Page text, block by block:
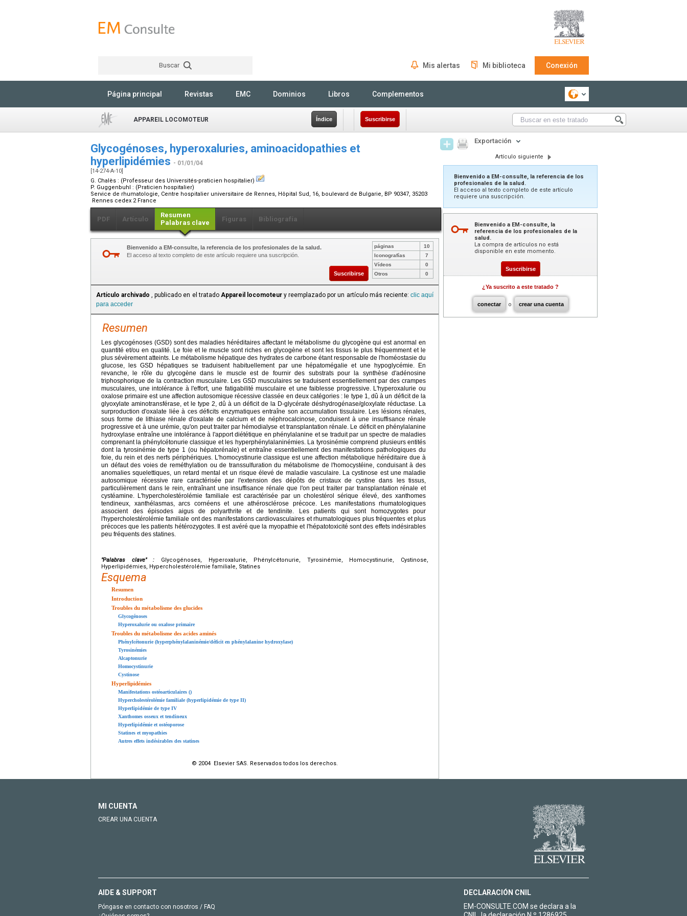
Buscar Mis alertas Mi biblioteca Conexión
Página principal Revistas EMC Dominios Libros Complementos
APPAREIL LOCOMOTEUR Índice Suscribirse
Glycogénoses, hyperoxaluries, aminoacidopathies et
hyperlipidémies - 01/01/04
[14-274-A-10]
G. Chalès : (Professeur des Universités-praticien hospitalier)
P. Guggenbuhl : (Praticien hospitalier)
Service de rhumatologie, Centre hospitalier universitaire de Rennes, Hôpital Sud, 16, boulevard de Bulgarie, BP 90347, 35203
Rennes cedex 2 France
PDF Artículo
Resumen
Palabras clave
Figuras Bibliografía
Bienvenido a EM-consulte, la referencia de los profesionales de la salud.
El acceso al texto completo de este artículo requiere una suscripción.
Suscribirse
páginas
10
Iconografías
7
Vídeos
0
Otros
0
Artículo archivado , publicado en el tratado Appareil locomoteury reemplazado por un artículo más reciente: clic aquí
para acceder
Resumen
Les glycogénoses (GSD) sont des maladies héréditaires affectant le métabolisme du glycogène qui est anormal en
quantité et/ou en qualité. Le foie et le muscle sont riches en glycogène et sont les tissus le plus fréquemment et le
plus sévèrement atteints. Le métabolisme hépatique des hydrates de carbone étant responsable de l'homéostasie du
glucose, les GSD hépatiques se traduisent habituellement par une hépatomégalie et une hypoglycémie. En
revanche, le rôle du glycogène dans le muscle est de fournir des substrats pour la synthèse d'adénosine
triphosphorique de la contraction musculaire. Les GSD musculaires se traduisent essentiellement par des crampes
musculaires, une intolérance à l'effort, une fatigabilité musculaire et une faiblesse progressive. L'hyperoxalurie ou
oxalose primaire est une affection autosomique récessive classée en deux catégories : le type 1, dû à un déficit de la
glyoxylate aminotransférase, et le type 2, dû à un déficit de la D-glycérate déshydrogénase/gloxylate réductase. La
surproduction d'oxalate liée à ces déficits enzymatiques entraîne son accumulation tissulaire. Les lésions rénales,
sous forme de lithiase rénale d'oxalate de calcium et de néphrocalcinose, conduisent à une insuffisance rénale
progressive et à une urémie, qu'on peut traiter par hémodialyse et transplantation rénale. Le déficit en phénylalanine
hydroxylase entraîne une intolérance à l'apport diététique en phénylalanine et se traduit par un spectre de maladies
comprenant la phénylcétonurie classique et les hyperphénylalaninémies. La tyrosinémie comprend plusieurs entités
dont la tyrosinémie de type 1 (ou hépatorénale) et entraîne essentiellement des manifestations pathologiques du
foie, du rein et des nerfs périphériques. L'homocystinurie classique est une affection métabolique héréditaire due à
un défaut des voies de reméthylation ou de transsulfuration du métabolisme de l'homocystéine, conduisant à des
anomalies squelettiques, un retard mental et un risque élevé de maladie vasculaire. La cystinose est une maladie
autosomique récessive rare caractérisée par l'extension des dépôts de cristaux de cystine dans les tissus,
particulièrement dans le rein, entraînant une insuffisance rénale que l'on peut traiter par transplantation rénale et
cystéamine. L'hypercholestérolémie familiale est caractérisée par un cholestérol sérique élevé, des xanthomes
tendineux, xanthélasmas, arcs cornéens et une athérosclérose précoce. Les manifestations rhumatologiques
associent des épisodes aigus de polyarthrite et de tendinite. Les patients qui sont homozygotes pour
l'hypercholestérolémie familiale ont des manifestations cardiovasculaires et rhumatologiques plus fréquentes et plus
précoces que les patients hétérozygotes. Il est avéré que la myopathie et l'hépatotoxicité sont des effets indésirables
peu fréquents des statines.
"Palabras clave" : Glycogénoses, Hyperoxalurie, Phénylcétonurie, Tyrosinémie, Homocystinurie, Cystinose,
Hyperlipidémies, Hypercholestérolémie familiale, Statines
Esquema
Resumen
Introduction
Troubles du métabolisme des glucides
Glycogénoses
Hyperoxalurie ou oxalose primaire
Troubles du métabolisme des acides aminés
Phénylcétonurie (hyperphénylalaninémie/déficit en phénylalanine hydroxylase)
Tyrosinémies
Alcaptonurie
Homocystinurie
Cystinose
Hyperlipidémies
Manifestations ostéoarticulaires ()
Hypercholestérolémie familiale (hyperlipidémie de type II)
Hyperlipidémie de type IV
Xanthomes osseux et tendineux
Hyperlipidémie et ostéoporose
Statines et myopathies
Autres effets indésirables des statines
© 2004 Elsevier SAS. Reservados todos los derechos.
Exportación
Artículo siguiente
Bienvenido a EM-consulte, la referencia de los
profesionales de la salud.
El acceso al texto completo de este artículo
requiere una suscripción.
Bienvenido a EM-consulte, la
referencia de los profesionales de la
salud.
La compra de artículos no está
disponible en este momento.
Suscribirse
¿Ya suscrito a este tratado ?
conectar o crear una cuenta
MI CUENTA
CREAR UNA CUENTA
AIDE & SUPPORT
Póngase en contacto con nosotros / FAQ
DECLARACIÓN CNIL
EM-CONSULTE.COM se declara a la